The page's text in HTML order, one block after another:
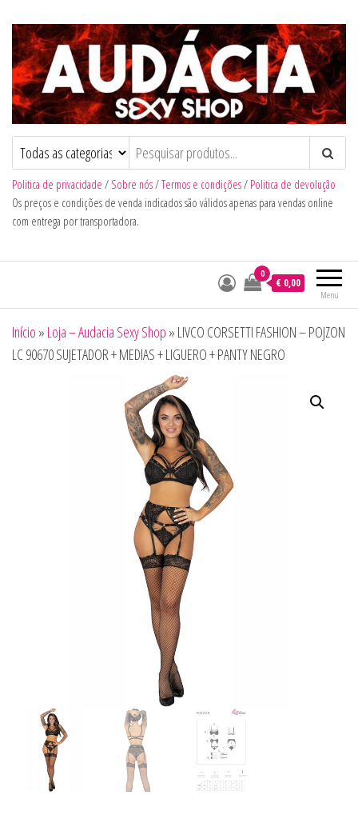
Audacia Sexy Shop
Politica de privacidade / Sobre nós/Termos e condições/ Politica de devolução
Os preços e condições de venda indicados são válidos apenas para vendas online
com entrega por transportadora.
Menu
0
€ 0,00
Início » Loja – Audacia Sexy Shop » LIVCO CORSETTI FASHION – POJZON
LC 90670 SUJETADOR + MEDIAS + LIGUERO + PANTY NEGRO